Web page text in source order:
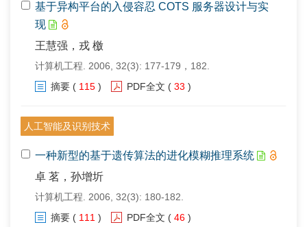
基于异构平台的入侵容忍 COTS 服务器设计与实
现
王慧强，戎 檄
计算机工程. 2006, 32(3): 177-179，182.
摘要 ( 115 ) PDF全文 ( 33 )
人工智能及识别技术
一种新型的基于遗传算法的进化模糊推理系统
卓 茗，孙增圻
计算机工程. 2006, 32(3): 180-182.
摘要 ( 111 ) PDF全文 ( 46 )